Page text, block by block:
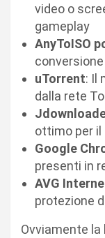
video o
gameplay
AnyToISO
conversione
uTorrent: Il
dalla rete
ottimo per il
Google
presenti in
AVG
protezione
Ovviamente